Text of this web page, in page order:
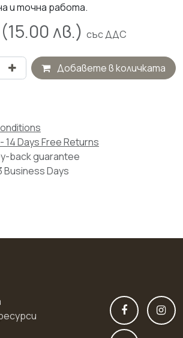
и точна работа.
(15.00лв.) със ДДС
Добавете в количката
14 Days Free Returns
back guarantee
Business Days